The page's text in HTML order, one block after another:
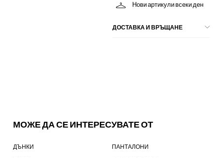
Нови артикули всеки ден
ДОСТАВКА И ВРЪЩАНЕ
МОЖЕ ДА СЕ ИНТЕРЕСУВАТЕ ОТ
ДЪНКИ ПАНТАЛОНИ